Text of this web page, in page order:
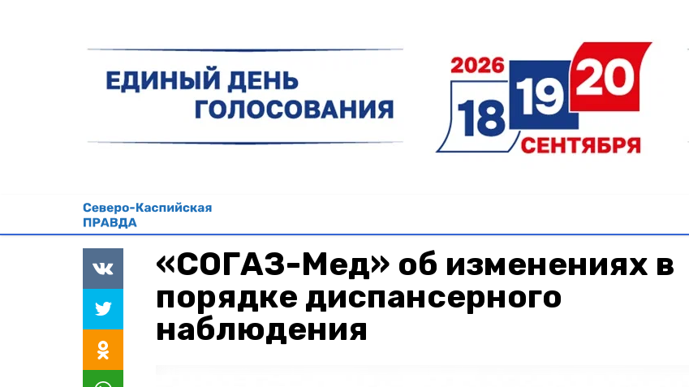
«СОГАЗ-Мед» об изменениях в
порядке диспансерного
наблюдения